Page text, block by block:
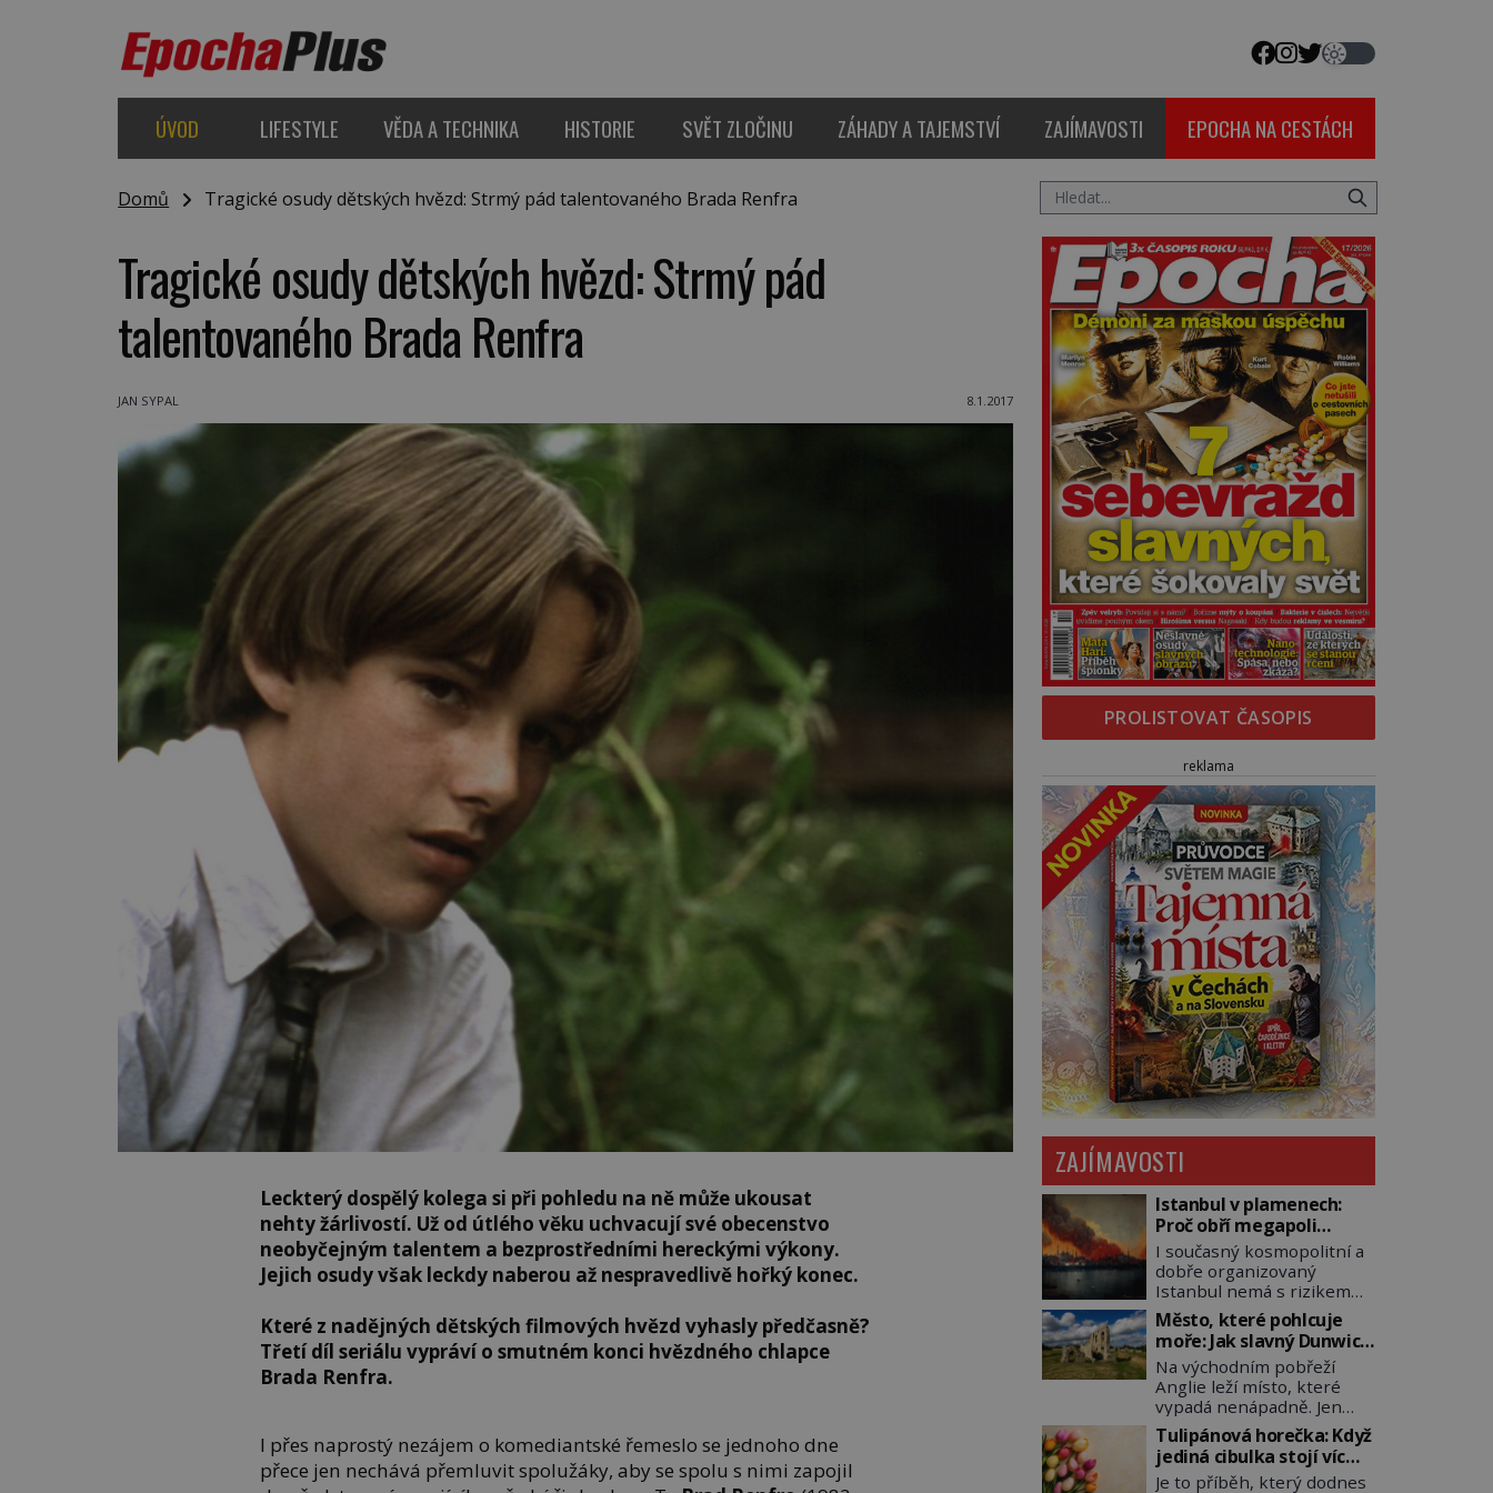
ÚVOD LIFESTYLE VĚDA A TECHNIKA HISTORIE SVĚT ZLOČINU ZÁHADY A TAJEMSTVÍ ZAJÍMAVOSTI EPOCHA NA CESTÁCH
Domů Tragické osudy dětských hvězd: Strmý pád talentovaného Brada Renfra
Tragické osudy dětských hvězd: Strmý pád
talentovaného Brada Renfra
JAN SYPAL 8.1.2017
Leckterý dospělý kolega si při pohledu na ně může ukousat
nehty žárlivostí. Už od útlého věku uchvacují své obecenstvo
neobyčejným talentem a bezprostředními hereckými výkony.
Jejich osudy však leckdy naberou až nespravedlivě hořký konec.
Které z nadějných dětských filmových hvězd vyhasly předčasně?
Třetí díl seriálu vypráví o smutném konci hvězdného chlapce
Brada Renfra.
I přes naprostý nezájem o komediantské řemeslo se jednoho dne
přece jen nechává přemluvit spolužáky, aby se spolu s nimi zapojil
PROLISTOVAT ČASOPIS
reklama
ZAJÍMAVOSTI
Istanbul v plamenech:
Proč obří megapoli
ohrožují měsíce
smaženého lilku?
I současný kosmopolitní a
dobře organizovaný
Istanbul nemá s rizikem
požárů nikdy vyhráno. Jen
těžko si tak člověk dokáže
představit, jaká požární
rizika skrýval Istanbul časů
minulých. Jak čelilo město v
minulosti potenciální
ohnivé katastrofě a proč
jsou zde stále tolik
obávány měsíce
Město, které pohlcuje
moře: Jak slavný Dunwich
mizí pod hladinou
Na východním pobřeží
Anglie leží místo, které
vypadá nenápadně. Jen
málokdo by dnes hádal, že
právě zde kdysi stojí jeden
z nejvýznamnějších
anglických přístavů.
Tulipánová horečka: Když
jediná cibulka stojí víc
než honosný dům
Je to příběh, který dodnes